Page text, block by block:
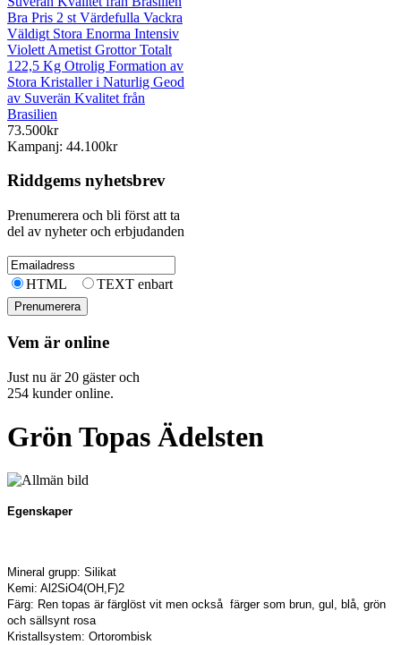
Bra Pris 2 st Värdefulla Vackra
Väldigt Stora Enorma Intensiv
Violett Ametist Grottor Totalt
122,5 Kg Otrolig Formation av
Stora Kristaller i Naturlig Geod
av Suverän Kvalitet från
Brasilien
73.500kr
Kampanj: 44.100kr
Riddgems nyhetsbrev
Prenumerera och bli först att ta
del av nyheter och erbjudanden
HTML TEXT enbart
Vem är online
Just nu är 20 gäster och
254 kunder online.
Grön Topas Ädelsten
Egenskaper
Mineral grupp: Silikat
Kemi: Al2SiO4(OH,F)2
Färg: Ren topas är färglöst vit men också färger som brun, gul, blå, grön
och sällsynt rosa
Kristallsystem: Ortorombisk